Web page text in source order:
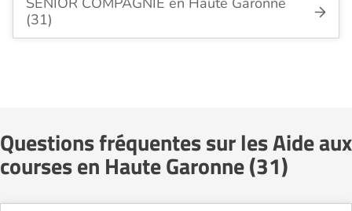
(31)
Questions fréquentes sur les Aide aux
courses en Haute Garonne (31)